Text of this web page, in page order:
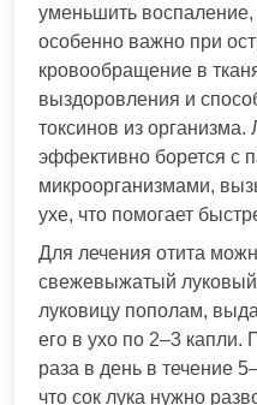
уменьшить воспаление,
особенно важно при
кровообращение в
выздоровления и
токсинов из организма.
эффективно борется с
микроорганизмами,
ухе, что помогает
Для лечения отита
свежевыжатый луковый
луковицу пополам,
его в ухо по 2–3 капли.
раза в день в течение
что сок лука нужно